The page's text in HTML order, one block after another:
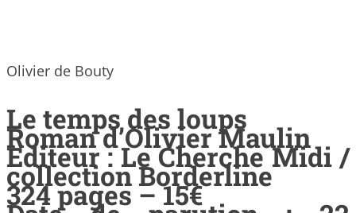
Olivier de Bouty
Le temps des loups
Roman d’Olivier Maulin
Editeur : Le Cherche Midi /
collection Borderline
324 pages – 15€